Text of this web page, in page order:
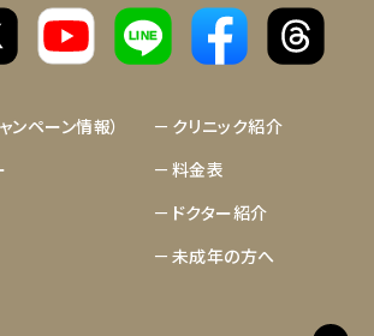
LINE
ンペーン情報）
クリニック紹介
料金表
ドクター紹介
未成年の方へ